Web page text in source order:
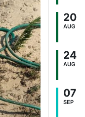
20
AUG
24
AUG
07
SEP